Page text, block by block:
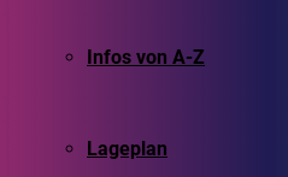
Infos von A-Z
Lageplan